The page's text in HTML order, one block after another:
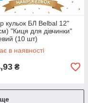
кульок БЛ Belbal 12"
"Киця для дівчинки"
(10 шт)
в наявності
₴